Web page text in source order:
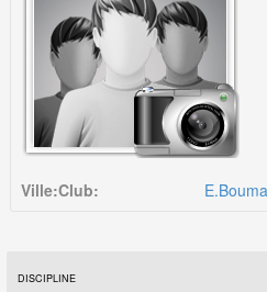
Ville:Club:
DISCIPLINE